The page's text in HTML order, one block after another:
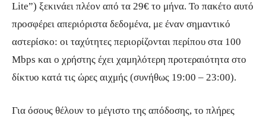
Lite”) ξεκινάει πλέον από τα 29€ το μήνα. Το πακέτο αυτό
προσφέρει απεριόριστα δεδομένα, με έναν σημαντικό
αστερίσκο: οι ταχύτητες περιορίζονται περίπου στα 100
Mbps και ο χρήστης έχει χαμηλότερη προτεραιότητα στο
δίκτυο κατά τις ώρες αιχμής (συνήθως 19:00 – 23:00).
Για όσους θέλουν το μέγιστο της απόδοσης, το πλήρες